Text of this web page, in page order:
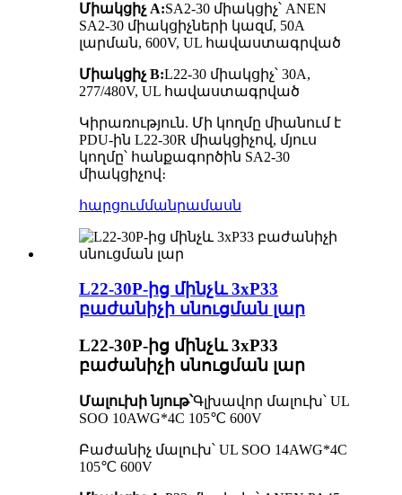
Միակցիչ A:SA2-30 միակցիչ՝ ANEN
SA2-30 միակցիչների կազմ, 50A
լարման, 600V, UL հավաստագրված
Միակցիչ B:L22-30 միակցիչ՝ 30A,
277/480V, UL հավաստագրված
Կիրառություն. Մի կողմը միանում է
PDU-ին L22-30R միակցիչով, մյուս
կողմը՝ հանքագործին SA2-30
միակցիչով։
հարցումմանրամասն
L22-30P-ից մինչև 3xP33
բաժանիչի սնուցման լար
L22-30P-ից մինչև 3xP33
բաժանիչի սնուցման լար
Մալուխի նյութ՝Գլխավոր մալուխ՝ UL
SOO 10AWG*4C 105℃ 600V
Բաժանիչ մալուխ՝ UL SOO 14AWG*4C
105℃ 600V